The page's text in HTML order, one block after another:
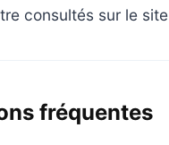
consultés sur le
fréquentes